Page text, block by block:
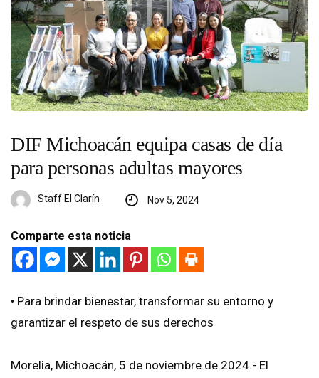
DIF Michoacán equipa casas de día
para personas adultas mayores
Staff El Clarín Nov 5, 2024
Comparte esta noticia
• Para brindar bienestar, transformar su entorno y
garantizar el respeto de sus derechos
Morelia, Michoacán, 5 de noviembre de 2024.- El